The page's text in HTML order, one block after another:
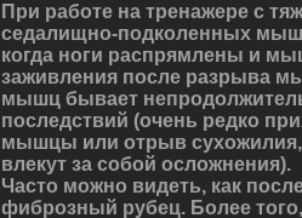
При работе на тренажере с
седалищно-подколенных
когда ноги распрямлены и
заживления после разрыва
мышц бывает
последствий (очень редко
мышцы или отрыв
влекут за собой осложнения).
Часто можно видеть, как
фиброзный рубец. Более